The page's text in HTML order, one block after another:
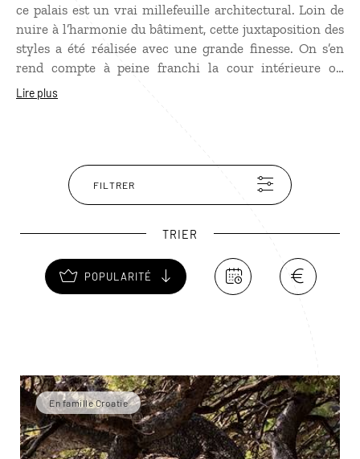
ce palais est un vrai millefeuille architectural. Loin de
nuire à l’harmonie du bâtiment, cette juxtaposition des
styles a été réalisée avec une grande finesse. On s’en
rend compte à peine franchi la cour intérieure où
cohabitent un splendide portique Renaissance, une
belles vues sur la cathédrale et les toits.
Lire plus
FILTRER
TRIER
POPULARITÉ
En famille Croatie